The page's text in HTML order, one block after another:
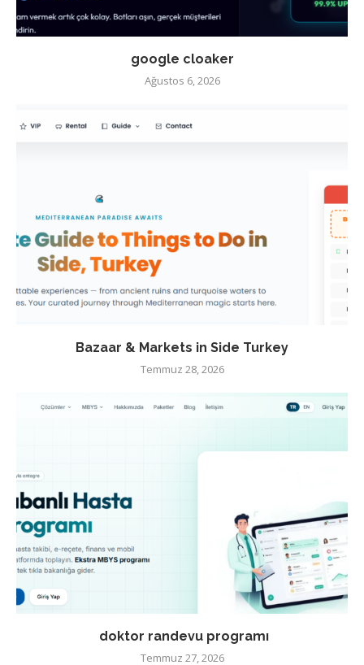
google cloaker
Ağustos 6, 2026
Bazaar & Markets in Side Turkey
Temmuz 28, 2026
doktor randevu programı
Temmuz 27, 2026